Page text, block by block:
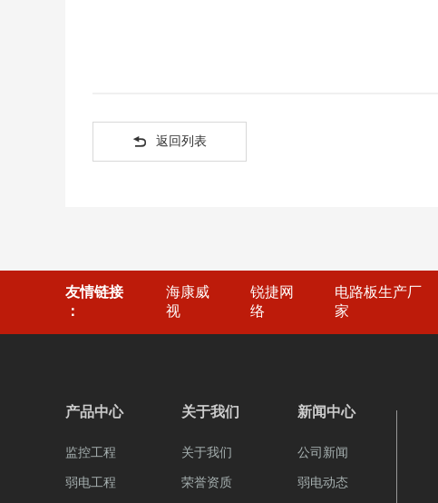
 返回列表
友情链接
：
海康威
视
锐捷网
络
电路板生产厂
家
产品中心
监控工程
弱电工程
关于我们
关于我们
荣誉资质
新闻中心
公司新闻
弱电动态